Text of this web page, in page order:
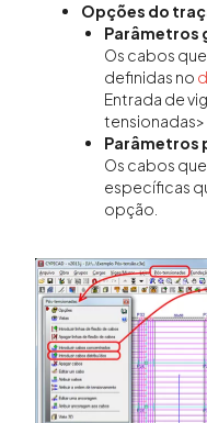
Opções do
Parâmetros
Os cabos
definidas no
Entrada de
tensionadas>
Parâmetros
Os cabos
específicas
opção.